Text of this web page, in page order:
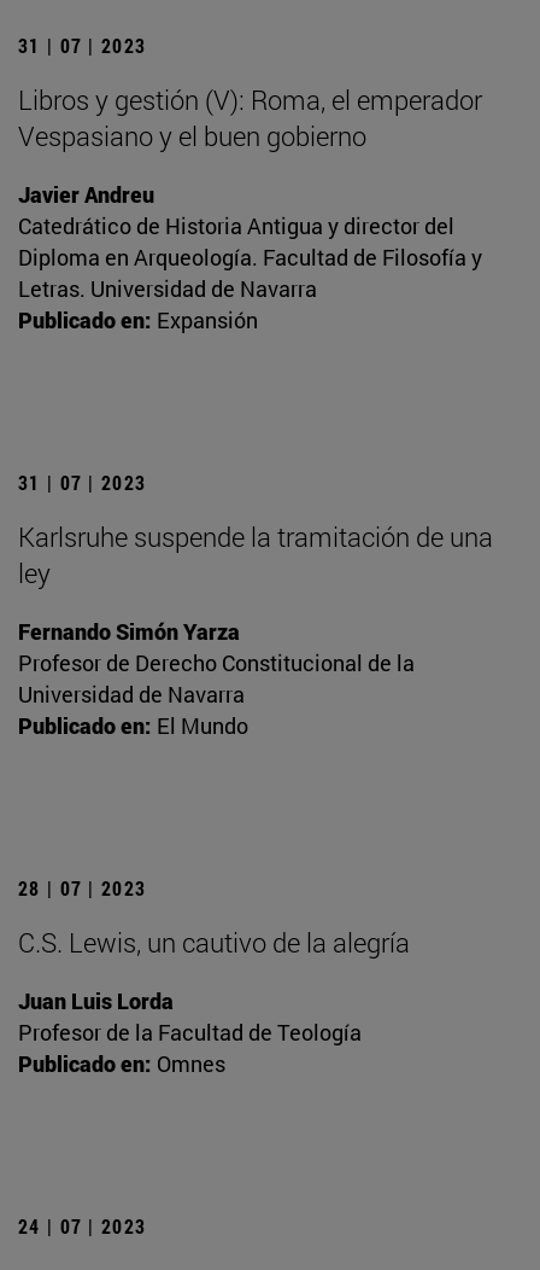
31 | 07 | 2023
Libros y gestión (V): Roma, el emperador
Vespasiano y el buen gobierno
Javier Andreu
Catedrático de Historia Antigua y director del
Diploma en Arqueología. Facultad de Filosofía y
Letras. Universidad de Navarra
Publicado en: Expansión
31 | 07 | 2023
Karlsruhe suspende la tramitación de una
ley
Fernando Simón Yarza
Profesor de Derecho Constitucional de la
Universidad de Navarra
Publicado en: El Mundo
28 | 07 | 2023
C.S. Lewis, un cautivo de la alegría
Juan Luis Lorda
Profesor de la Facultad de Teología
Publicado en: Omnes
24 | 07 | 2023